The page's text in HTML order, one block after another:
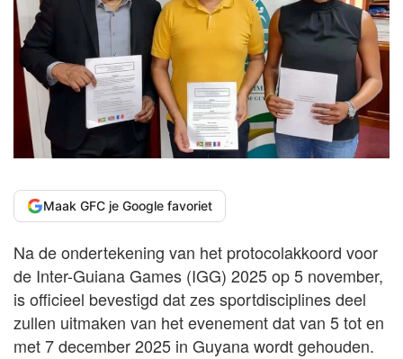
Maak GFC je Google favoriet
Na de ondertekening van het protocolakkoord voor
de Inter-Guiana Games (IGG) 2025 op 5 november,
is officieel bevestigd dat zes sportdisciplines deel
zullen uitmaken van het evenement dat van 5 tot en
met 7 december 2025 in Guyana wordt gehouden.